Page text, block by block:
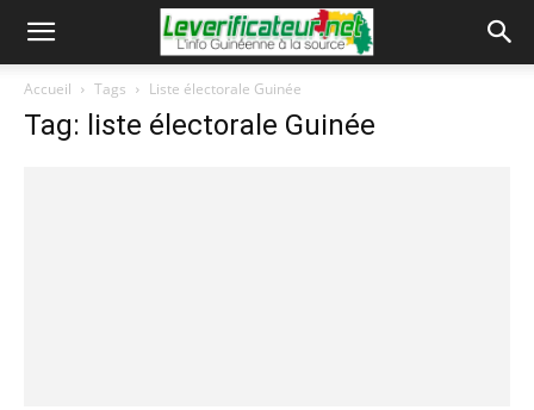
Accueil Tags Liste électorale Guinée
Tag: liste électorale Guinée